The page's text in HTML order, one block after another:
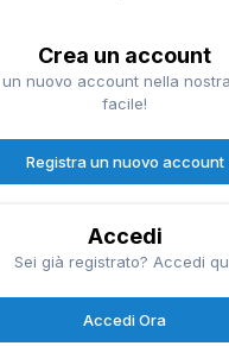
Crea un account
nuovo account nella
facile!
Registra un nuovo account
Accedi
Sei già registrato? Accedi
Accedi Ora